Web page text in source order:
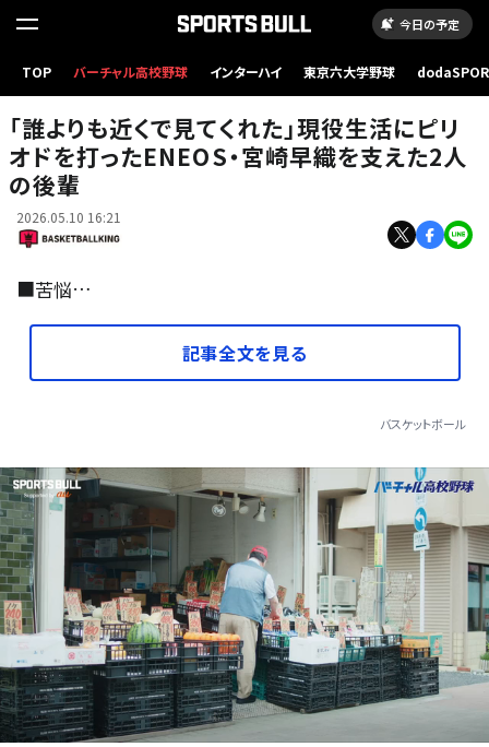
今日の予定
TOP バーチャル高校野球 インターハイ 東京六大学野球
「誰よりも近くで見てくれた」現役生活にピリ
オドを打ったENEOS・宮崎早織を支えた2人
の後輩
2026.05.10 16:21
■苦悩…
記事全文を見る
バスケットボール